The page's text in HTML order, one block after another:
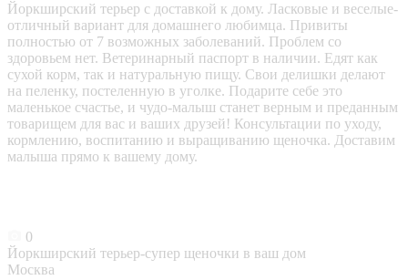
Йоркширский терьер с доставкой к дому. Ласковые и веселые-
отличный вариант для домашнего любимца. Привиты
полностью от 7 возможных заболеваний. Проблем со
здоровьем нет. Ветеринарный паспорт в наличии. Едят как
сухой корм, так и натуральную пищу. Свои делишки делают
на пеленку, постеленную в уголке. Подарите себе это
маленькое счастье, и чудо-малыш станет верным и преданным
товарищем для вас и ваших друзей! Консультации по уходу,
кормлению, воспитанию и выращиванию щеночка. Доставим
малыша прямо к вашему дому.
0
Йоркширский терьер-супер щеночки в ваш дом
Москва